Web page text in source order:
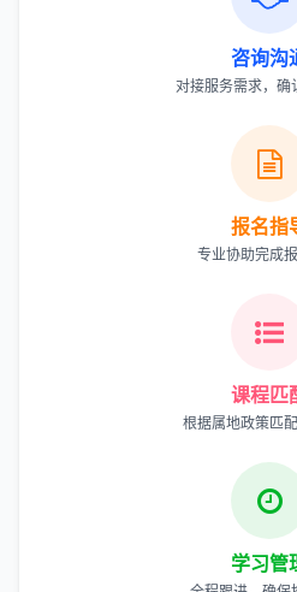
咨询沟
对接服务需求，确
报名指
专业协助完成
课程匹
根据属地政策匹
学习管